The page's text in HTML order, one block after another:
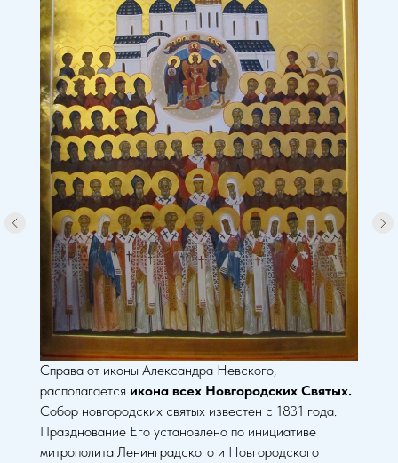
Справа от иконы Александра Невского,
располагается икона всех Новгородских Святых.
Собор новгородских святых известен с 1831 года.
Празднование Его установлено по инициативе
митрополита Ленинградского и Новгородского